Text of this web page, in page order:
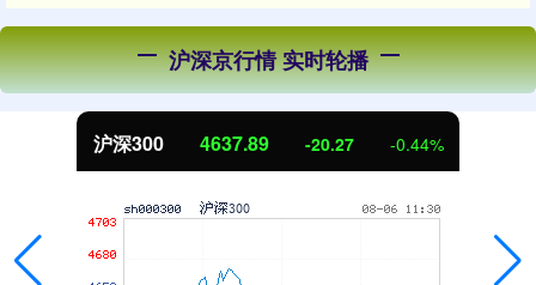
沪深京行情 实时轮播
沪深300 4637.89 -20.27 -0.44%